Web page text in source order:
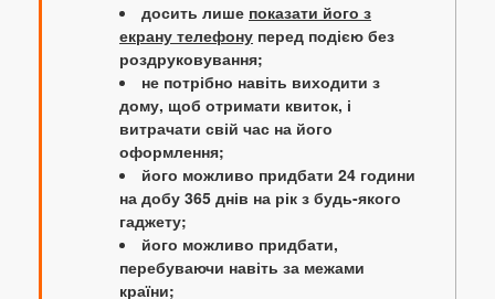
досить лише показати його з
екрану телефону перед подією без
роздруковування;
не потрібно навіть виходити з
дому, щоб отримати квиток, і
витрачати свій час на його
оформлення;
його можливо придбати 24 години
на добу 365 днів на рік з будь-якого
гаджету;
його можливо придбати,
перебуваючи навіть за межами
країни;